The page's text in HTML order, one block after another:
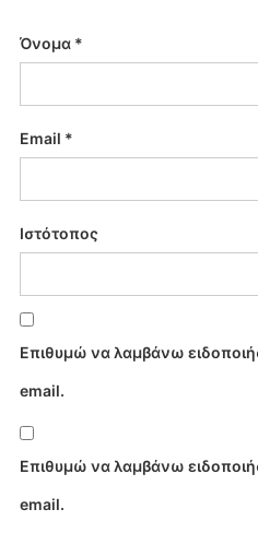
Όνομα *
Email *
Ιστότοπος
Επιθυμώ να λαμβάνω
email.
Επιθυμώ να λαμβάνω
email.